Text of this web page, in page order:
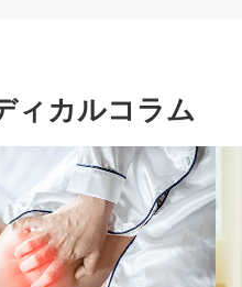
ィカルコラム